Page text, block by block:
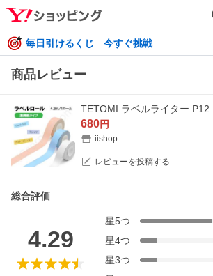
毎日引けるくじ 今すぐ挑戦
商品レビュー
680円
iishop
レビューを投稿する
総合評価
4.29
星5つ
星4つ
星3つ